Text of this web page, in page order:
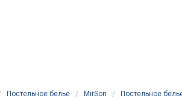
Постельное белье / MirSon / Постельное